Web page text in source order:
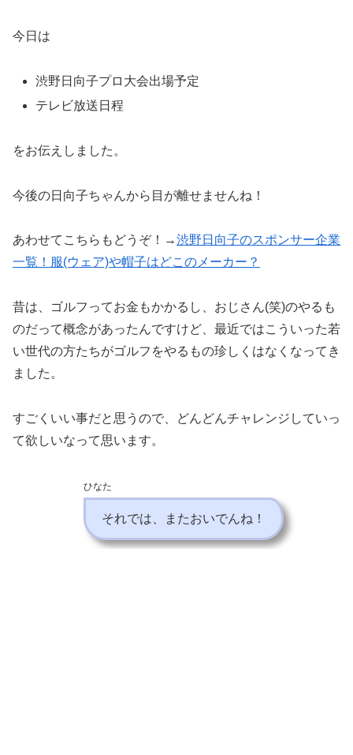
今日は
渋野日向子プロ大会出場予定
テレビ放送日程
をお伝えしました。
今後の日向子ちゃんから目が離せませんね！
あわせてこちらもどうぞ！→渋野日向子のスポンサー企業
一覧！服(ウェア)や帽子はどこのメーカー？
昔は、ゴルフってお金もかかるし、おじさん(笑)のやるも
のだって概念があったんですけど、最近ではこういった若
い世代の方たちがゴルフをやるもの珍しくはなくなってき
ました。
すごくいい事だと思うので、どんどんチャレンジしていっ
て欲しいなって思います。
ひなた
それでは、またおいでんね！